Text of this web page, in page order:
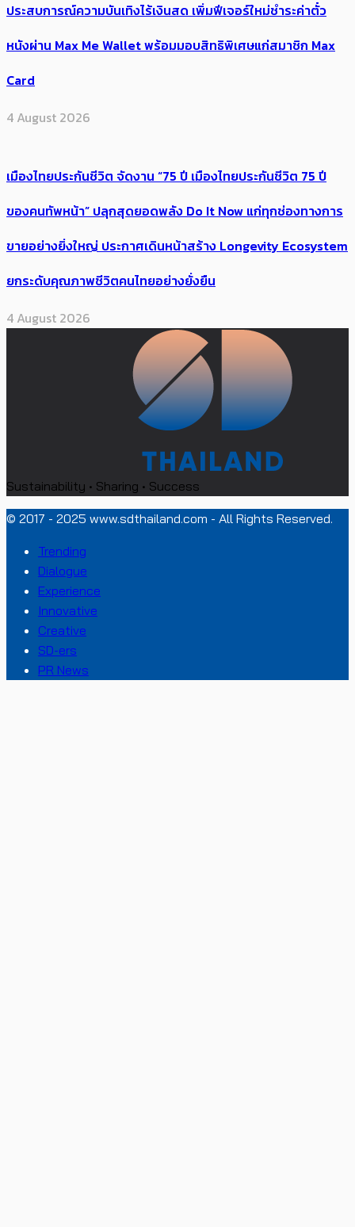
ประสบการณ์ความบันเทิงไร้เงินสด เพิ่มฟีเจอร์ใหม่ชำระค่าตั๋ว
หนังผ่าน Max Me Wallet พร้อมมอบสิทธิพิเศษแก่สมาชิก Max
Card
4 August 2026
เมืองไทยประกันชีวิต จัดงาน “75 ปี เมืองไทยประกันชีวิต 75 ปี
ของคนทัพหน้า” ปลุกสุดยอดพลัง Do It Now แก่ทุกช่องทางการ
ขายอย่างยิ่งใหญ่ ประกาศเดินหน้าสร้าง Longevity Ecosystem
ยกระดับคุณภาพชีวิตคนไทยอย่างยั่งยืน
4 August 2026
Sustainability • Sharing • Success
© 2017 - 2025 www.sdthailand.com - All Rights Reserved.
Trending
Dialogue
Experience
Innovative
Creative
SD-ers
PR News